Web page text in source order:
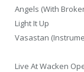
Angels (With
Light It Up
Vasastan
Live At Wacken